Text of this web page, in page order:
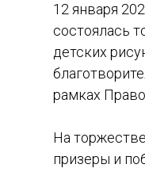
12 января
состоялась
детских
рамках
На
призеры и